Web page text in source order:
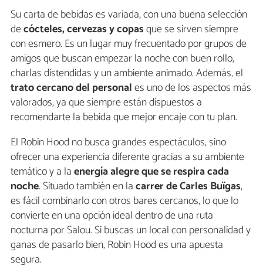
Su carta de bebidas es variada, con una buena selección
decócteles, cervezas y copasque se sirven siempre
con esmero. Es un lugar muy frecuentado por grupos de
amigos que buscan empezar la noche con buen rollo,
charlas distendidas y un ambiente animado. Además, el
trato cercano del personales uno de los aspectos más
valorados, ya que siempre están dispuestos a
recomendarte la bebida que mejor encaje con tu plan.
El Robin Hood no busca grandes espectáculos, sino
ofrecer una experiencia diferente gracias a su ambiente
temático y a laenergía alegre que se respira cada
noche. Situado también en lacarrer de Carles Buïgas,
es fácil combinarlo con otros bares cercanos, lo que lo
convierte en una opción ideal dentro de una ruta
nocturna por Salou. Si buscas un local con personalidad y
ganas de pasarlo bien, Robin Hood es una apuesta
segura.